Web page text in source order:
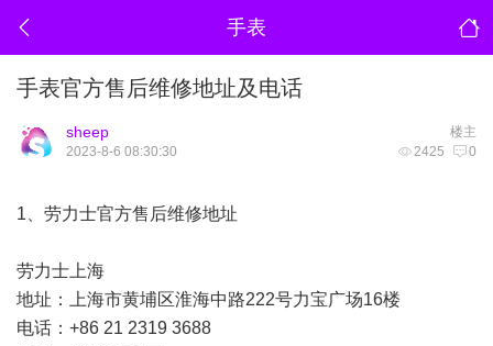
手表
手表官方售后维修地址及电话
楼主
sheep
2425 0
2023-8-6 08:30:30
1、劳力士官方售后维修地址
劳力士上海
地址：上海市黄埔区淮海中路222号力宝广场16楼
电话：+86 21 2319 3688